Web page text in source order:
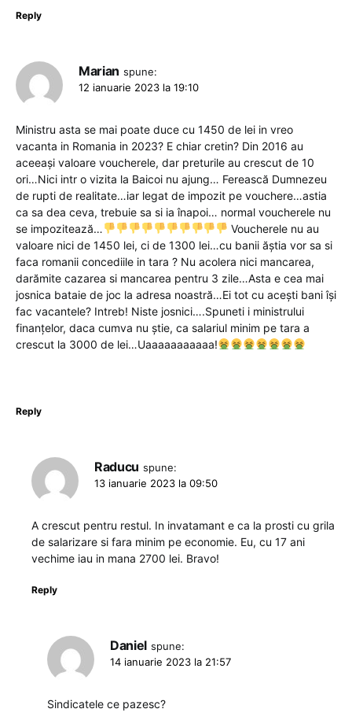
Reply
Marian spune:
12 ianuarie 2023 la 19:10
Ministru asta se mai poate duce cu 1450 de lei in vreo
vacanta in Romania in 2023? E chiar cretin? Din 2016 au
aceeași valoare voucherele, dar preturile au crescut de 10
ori…Nici intr o vizita la Baicoi nu ajung… Ferească Dumnezeu
de rupti de realitate…iar legat de impozit pe vouchere…astia
ca sa dea ceva, trebuie sa si ia înapoi… normal voucherele nu
se impozitează…
Voucherele nu au
valoare nici de 1450 lei, ci de 1300 lei…cu banii ăștia vor sa si
faca romanii concediile in tara ? Nu acolera nici mancarea,
darămite cazarea si mancarea pentru 3 zile…Asta e cea mai
josnica bataie de joc la adresa noastră…Ei tot cu acești bani își
fac vacantele? Intreb! Niste josnici….Spuneti i ministrului
finanțelor, daca cumva nu știe, ca salariul minim pe tara a
crescut la 3000 de lei…Uaaaaaaaaaaa!
Reply
Raducu spune:
13 ianuarie 2023 la 09:50
A crescut pentru restul. In invatamant e ca la prosti cu grila
de salarizare si fara minim pe economie. Eu, cu 17 ani
vechime iau in mana 2700 lei. Bravo!
Reply
Daniel spune:
14 ianuarie 2023 la 21:57
Sindicatele ce pazesc?